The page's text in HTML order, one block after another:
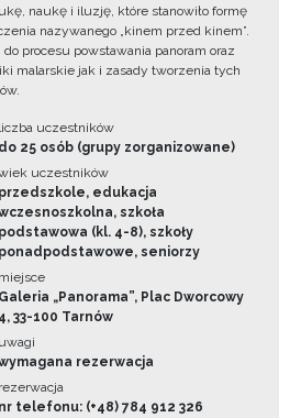
naukę i iluzję, które stanowiło formę
nazywanego „kinem przed kinem”.
procesu powstawania panoram oraz
malarskie jak i zasady tworzenia tych
liczba uczestników
do 25 osób (grupy zorganizowane)
uczestników
przedszkole, edukacja
szkoła
podstawowa (kl. 4-8), szkoły
ponadpodstawowe, seniorzy
miejsce
Galeria „Panorama”, Plac Dworcowy
4, 33-100 Tarnów
uwagi
rezerwacja
rezerwacja
nr telefonu: (+48) 784 912 326